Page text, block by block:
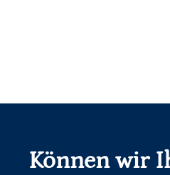
Können wir